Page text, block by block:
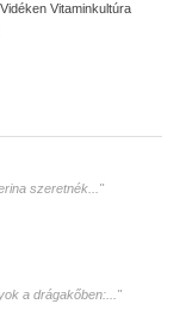
Vidéken Vitaminkultúra
szeretnék..."
a drágakőben:..."